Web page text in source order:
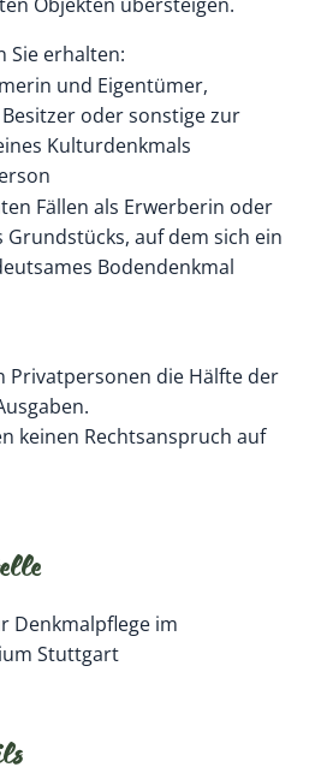
Sie erhalten:
und Eigentümer,
oder sonstige zur
Kulturdenkmals
Fällen als Erwerberin oder
Grundstücks, auf dem sich ein
Bodendenkmal
Privatpersonen die Hälfte der
keinen Rechtsanspruch auf
Denkmalpflege im
Stuttgart